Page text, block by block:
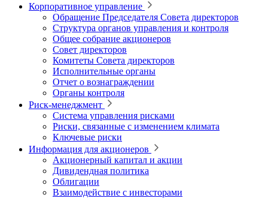
Корпоративное управление
Обращение Председателя Совета директоров
Структура органов управления и контроля
Общее собрание акционеров
Совет директоров
Комитеты Совета директоров
Исполнительные органы
Отчет о вознаграждении
Органы контроля
Риск-менеджмент
Система управления рисками
Риски, связанные с изменением климата
Ключевые риски
Информация для акционеров
Акционерный капитал и акции
Дивидендная политика
Облигации
Взаимодействие с инвесторами